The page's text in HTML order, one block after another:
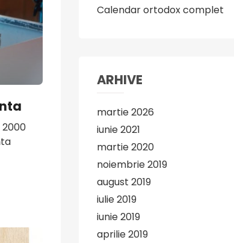
Calendar ortodox complet
ARHIVE
martie 2026
iunie 2021
martie 2020
noiembrie 2019
august 2019
iulie 2019
iunie 2019
aprilie 2019